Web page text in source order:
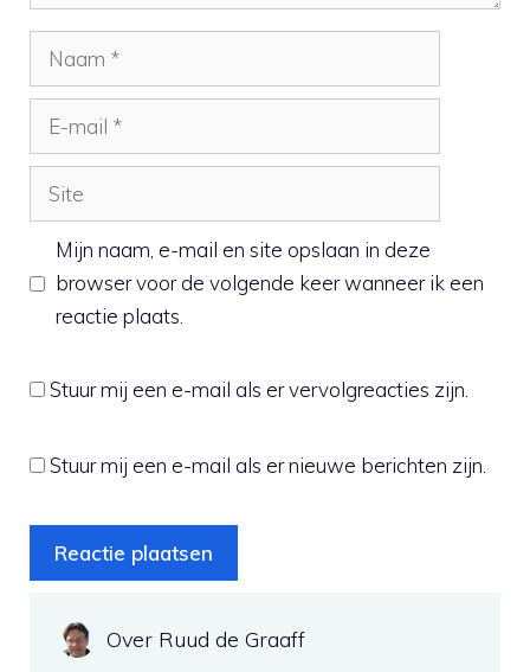
Naam
mail
Site
Mijn naam, e-mail en site opslaan in deze
browser voor de volgende keer wanneer ik een
reactie plaats.
Stuur mij een e-mail als er vervolgreacties zijn.
Stuur mij een e-mail als er nieuwe berichten zijn.
Over Ruud de Graaff